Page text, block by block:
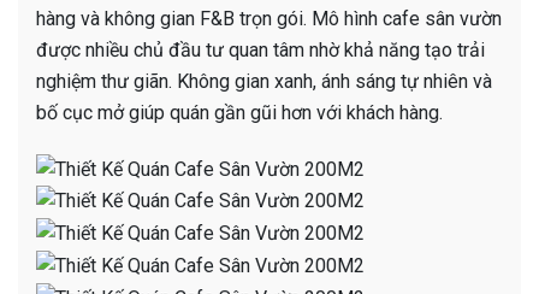
hàng và không gian F&B trọn gói. Mô hình cafe sân vườn
được nhiều chủ đầu tư quan tâm nhờ khả năng tạo trải
nghiệm thư giãn. Không gian xanh, ánh sáng tự nhiên và
bố cục mở giúp quán gần gũi hơn với khách hàng.